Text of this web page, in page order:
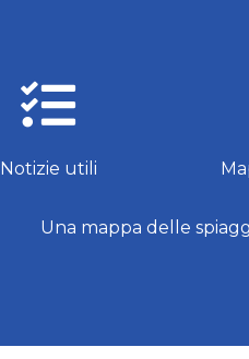
Notizie utili
Una mappa delle